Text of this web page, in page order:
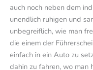
auch noch neben dem
unendlich ruhigen und
unbegreiflich, wie man
die einem der
einfach in ein Auto zu
dahin zu fahren, wo man